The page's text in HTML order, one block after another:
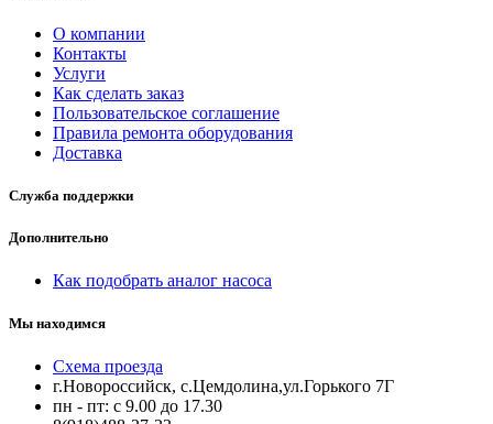
О компании
Контакты
Услуги
Как сделать заказ
Пользовательское соглашение
Правила ремонта оборудования
Доставка
Служба поддержки
Дополнительно
Как подобрать аналог насоса
Мы находимся
Схема проезда
г.Новороссийск, с.Цемдолина,ул.Горького 7Г
пн - пт: с 9.00 до 17.30